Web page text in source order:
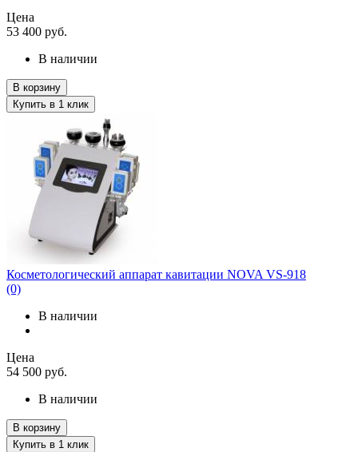
Цена
53 400 руб.
В наличии
В корзину
Купить в 1 клик
Косметологический аппарат кавитации NOVA VS-918
(0)
В наличии
Цена
54 500 руб.
В наличии
В корзину
Купить в 1 клик